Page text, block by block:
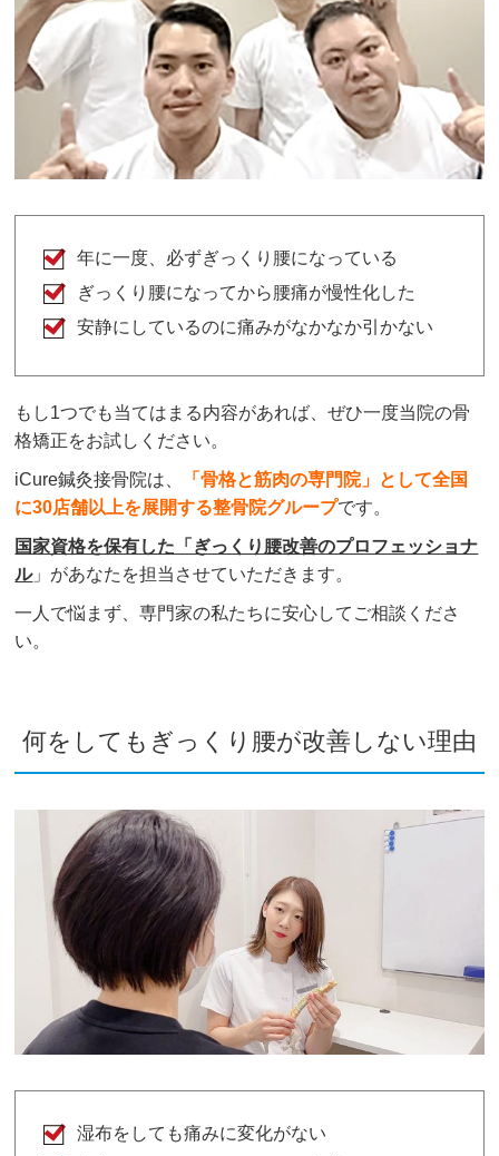
にアプローチしてもらい、施術後は体の違和感がな
くなるとともに意識しなくとも正しい姿勢を維持で
きています。
長期間通い続けるというよりも短期で終わりのある
施術をしましょう！というところも魅力的です。
2 か月前
す。肩が楽になると腰痛が出てきてこれまでいかに
体を酷使していたかを痛感いたしました。先生もす
ごく愛想の良い方々で、ありがたい限りです！
券や定期券の押し売り感は否めません。さらに、そ
約30,000円にプラスしてマッサージが必要と診断
された場合は都度約1,500~700円かかるようです。
先生曰く最初は来られるなら毎日来て欲しい、マッ
サージもあなたの場合はしたいとのこと。おっしゃ
期券3ヶ月3万+マッサージ代都度という形にな
る、、、、いやぁ私には高いので、週1でのんびり
都度支払いで通っています。
腕はいいと思います！
H M
1 か月前
慢性的に肩や首の凝りがあり、肩甲骨周りに痛みも
出てきたので、ちゃんと治療をしたいと思い通い始
めました！
痛みはすぐに取れ、姿勢矯正も座り方が変わる実感
に即効性があったので、慢性的な凝りやハリも改善
を期待して現在もお世話になっています。
対応も丁寧でこちらの意志を尊重してもらえるの
で、安心して通えています
Hannah
年に一度、必ずぎっくり腰になっている
ぎっくり腰になってから腰痛が慢性化した
安静にしているのに痛みがなかなか引かない
もし1つでも当てはまる内容があれば、ぜひ一度当院の骨
格矯正をお試しください。
iCure鍼灸接骨院は、
「骨格と筋肉の専門院」として全国
に30店舗以上を展開する整骨院グループです。
国家資格を保有した「ぎっくり腰改善のプロフェッショナ
ル」があなたを担当させていただきます。
一人で悩まず、専門家の私たちに安心してご相談くださ
い。
何をしてもぎっくり腰が改善しない理由
湿布をしても痛みに変化がない